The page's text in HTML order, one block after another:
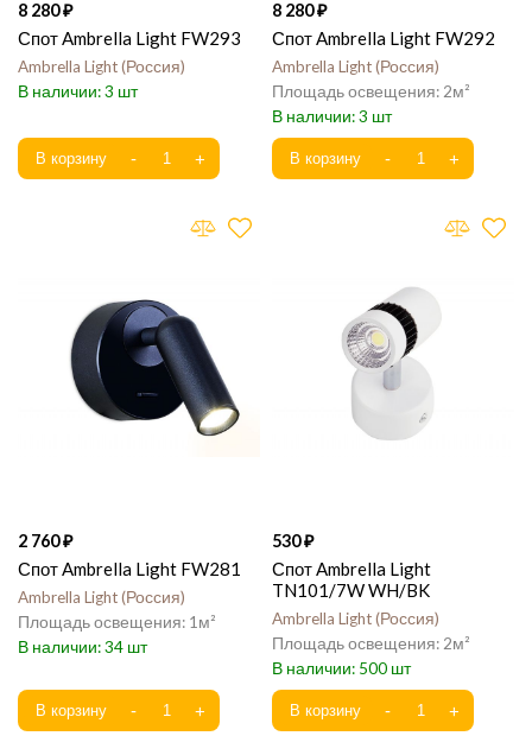
8 280
Спот Ambrella Light FW293
Ambrella Light Россия
3
8 280
Спот Ambrella Light FW292
Ambrella Light Россия
2
3
2 760
Спот Ambrella Light FW281
Ambrella Light Россия
1
34
530
Спот Ambrella Light
TN101/7W WH/BK
Ambrella Light Россия
2
500